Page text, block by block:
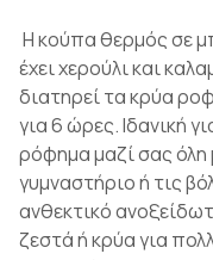
Η κούπα θερμός σε
έχει χερούλι και
διατηρεί τα κρύα
για 6 ώρες. Ιδανική
ρόφημα μαζί σας όλη
γυμναστήριο ή τις
ανθεκτικό
ζεστά ή κρύα για